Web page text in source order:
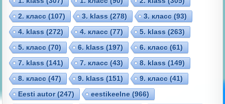
2. класс (107) 3. klass (278) 3. класс (93)
4. klass (272) 4. класс (77) 5. klass (263)
5. класс (70) 6. klass (197) 6. класс (61)
7. klass (141) 7. класс (43) 8. klass (149)
8. класс (47) 9. klass (151) 9. класс (41)
Eesti autor(247) eestikeelne (966)